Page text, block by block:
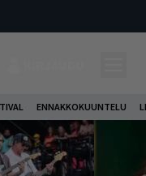
ENNAKKOKUUNTELU